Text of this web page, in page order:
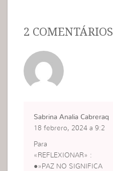
2 COMENTÁRIOS
Sabrina Analia Cabreraq
18 febrero, 2024 a 9:2
Para
«REFLEXIONAR» :
●»PAZ NO SIGNIFICA